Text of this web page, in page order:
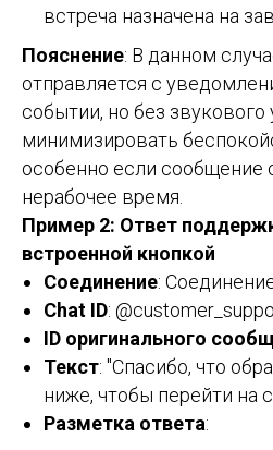
встреча назначена на
Пояснение: В данном
отправляется с
событии, но без
минимизировать
особенно если сообщение
нерабочее время.
Пример 2: Ответ
встроенной кнопкой
Соединение:
Chat ID:
ID оригинального
Текст: "Спасибо, что
ниже, чтобы перейти на
Разметка ответа: